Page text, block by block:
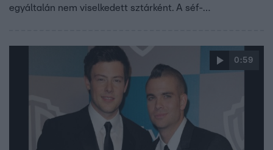
egyáltalán nem viselkedett sztárként. A séf-
0:59